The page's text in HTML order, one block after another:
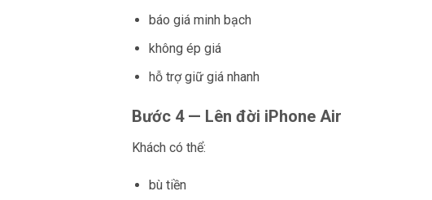
báo giá minh bạch
không ép giá
hỗ trợ giữ giá nhanh
Bước 4 — Lên đời iPhone Air
Khách có thể:
bù tiền